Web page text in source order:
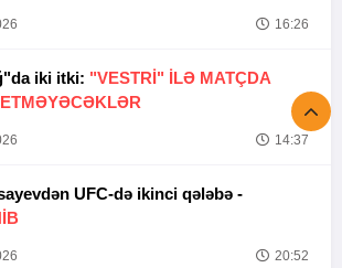
16:26
iki itki: "VESTRİ" İLƏ MATÇDA
14:37
Tofiq Musayevdən UFC-də ikinci qələbə -
20:52